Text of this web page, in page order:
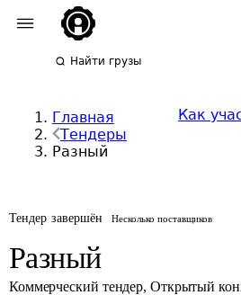
Найти грузы
Главная
Тендеры
Разный
Как
Тендер завершён Несколько поставщиков
Разный
Коммерческий тендер, Открытый